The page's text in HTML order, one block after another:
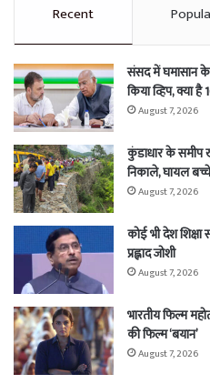
Recent
संसद में घमासान के
किया व्हिप, क्या
August 7, 2026
कुंडाधार के समीप
निकाले, घायल
August 7, 2026
कोई भी देश
प्रह्लाद जोशी
August 7, 2026
भारतीय फिल्म
की फिल्म ‘बयान’
August 7, 2026